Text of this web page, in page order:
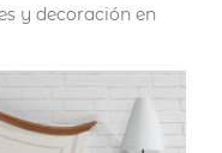
y decoración en